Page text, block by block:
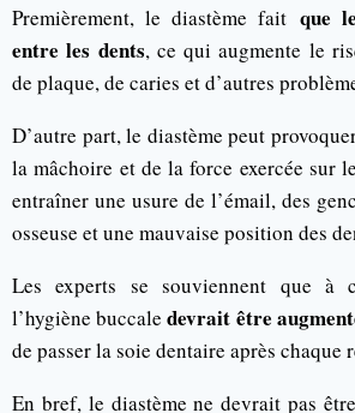
Premièrement, le diastème fait que
entre les dents, ce qui augmente le
de plaque, de caries et d’autres
D’autre part, le diastème peut
la mâchoire et de la force exercée sur
entraîner une usure de l’émail, des
osseuse et une mauvaise position des
Les experts se souviennent que à
l’hygiène buccaledevrait être
de passer la soie dentaire après chaque
En bref, le diastème ne devrait pas